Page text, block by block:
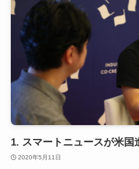
1. スマートニュースが米国
2020年5月11日